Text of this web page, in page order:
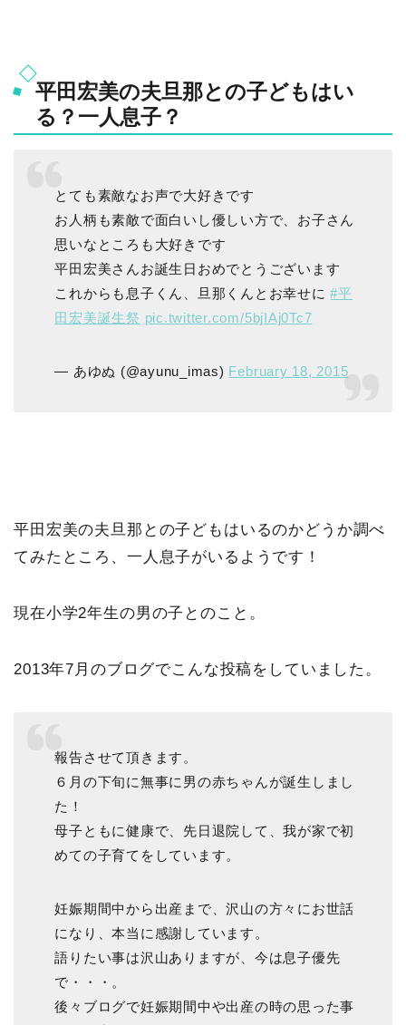
平田宏美の夫旦那との子どもはい
る？一人息子？
とても素敵なお声で大好きです
お人柄も素敵で面白いし優しい方で、お子さん
思いなところも大好きです
平田宏美さんお誕生日おめでとうございます
これからも息子くん、旦那くんとお幸せに#平
田宏美誕生祭 pic.twitter.com/5bjIAj0Tc7
— あゆぬ (@ayunu_imas) February 18, 2015
平田宏美の夫旦那との子どもはいるのかどうか調べ
てみたところ、一人息子がいるようです！
現在小学2年生の男の子とのこと。
2013年7月のブログでこんな投稿をしていました。
報告させて頂きます。
６月の下旬に無事に男の赤ちゃんが誕生しまし
た！
母子ともに健康で、先日退院して、我が家で初
めての子育てをしています。
妊娠期間中から出産まで、沢山の方々にお世話
になり、本当に感謝しています。
語りたい事は沢山ありますが、今は息子優先
で・・・。
後々ブログで妊娠期間中や出産の時の思った事